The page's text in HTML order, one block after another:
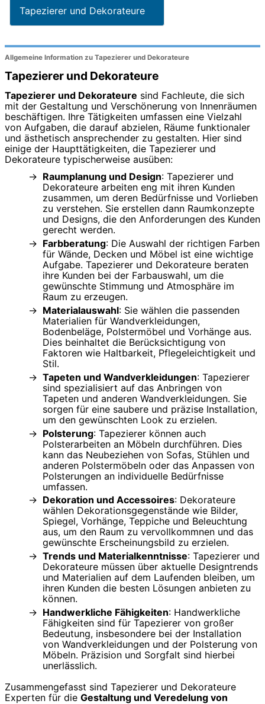
Tapezierer und Dekorateure
Allgemeine Information zu Tapezierer und Dekorateure
Tapezierer und Dekorateure
Tapezierer und Dekorateure sind Fachleute, die sich
mit der Gestaltung und Verschönerung von Innenräumen
beschäftigen. Ihre Tätigkeiten umfassen eine Vielzahl
von Aufgaben, die darauf abzielen, Räume funktionaler
und ästhetisch ansprechender zu gestalten. Hier sind
einige der Haupttätigkeiten, die Tapezierer und
Dekorateure typischerweise ausüben:
Raumplanung und Design: Tapezierer und
Dekorateure arbeiten eng mit ihren Kunden
zusammen, um deren Bedürfnisse und Vorlieben
zu verstehen. Sie erstellen dann Raumkonzepte
und Designs, die den Anforderungen des Kunden
gerecht werden.
Farbberatung: Die Auswahl der richtigen Farben
für Wände, Decken und Möbel ist eine wichtige
Aufgabe. Tapezierer und Dekorateure beraten
ihre Kunden bei der Farbauswahl, um die
gewünschte Stimmung und Atmosphäre im
Raum zu erzeugen.
Materialauswahl: Sie wählen die passenden
Materialien für Wandverkleidungen,
Bodenbeläge, Polstermöbel und Vorhänge aus.
Dies beinhaltet die Berücksichtigung von
Faktoren wie Haltbarkeit, Pflegeleichtigkeit und
Stil.
Tapeten und Wandverkleidungen: Tapezierer
sind spezialisiert auf das Anbringen von
Tapeten und anderen Wandverkleidungen. Sie
sorgen für eine saubere und präzise Installation,
um den gewünschten Look zu erzielen.
Polsterung: Tapezierer können auch
Polsterarbeiten an Möbeln durchführen. Dies
kann das Neubeziehen von Sofas, Stühlen und
anderen Polstermöbeln oder das Anpassen von
Polsterungen an individuelle Bedürfnisse
umfassen.
Dekoration und Accessoires: Dekorateure
wählen Dekorationsgegenstände wie Bilder,
Spiegel, Vorhänge, Teppiche und Beleuchtung
aus, um den Raum zu vervollkommnen und das
gewünschte Erscheinungsbild zu erzielen.
Trends und Materialkenntnisse: Tapezierer und
Dekorateure müssen über aktuelle Designtrends
und Materialien auf dem Laufenden bleiben, um
ihren Kunden die besten Lösungen anbieten zu
können.
Handwerkliche Fähigkeiten: Handwerkliche
Fähigkeiten sind für Tapezierer von großer
Bedeutung, insbesondere bei der Installation
von Wandverkleidungen und der Polsterung von
Möbeln. Präzision und Sorgfalt sind hierbei
unerlässlich.
Zusammengefasst sind Tapezierer und Dekorateure
Experten für die Gestaltung und Veredelung von